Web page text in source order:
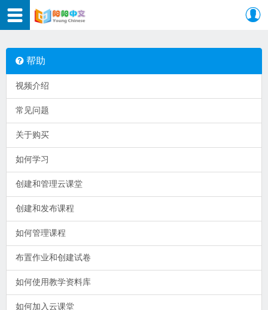
帮助
视频介绍
常见问题
关于购买
如何学习
创建和管理云课堂
创建和发布课程
如何管理课程
布置作业和创建试卷
如何使用教学资料库
如何加入云课堂